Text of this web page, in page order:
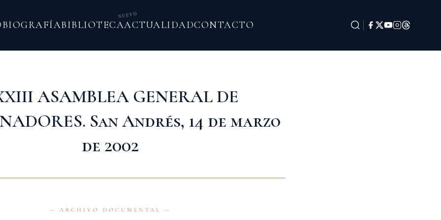
BIOGRAFÍABIBLIOTECA
NUEVO
ACTUALIDADCONTACTO
ASAMBLEA GENERAL DE
San Andrés, 14 de marzo
de 2002